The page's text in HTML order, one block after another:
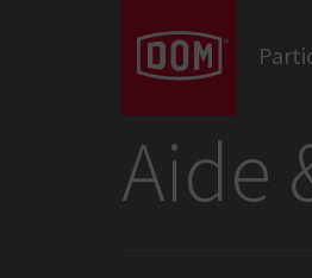
Serrures
Barres
Aide